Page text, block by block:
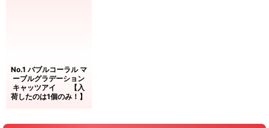
No.1 バブルコーラル マ
ーブルグラデーション
キャッツアイ 【入
荷したのは1個のみ！】